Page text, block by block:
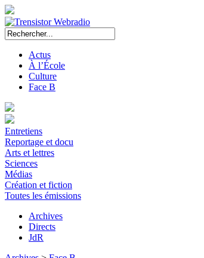
Actus
À l’École
Culture
Face B
Entretiens
Reportage et docu
Arts et lettres
Sciences
Médias
Création et fiction
Toutes les émissions
Archives
Directs
JdR